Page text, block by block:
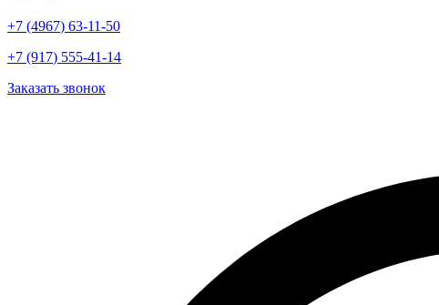
+7 (4967) 63-11-50
+7 (917) 555-41-14
Заказать звонок